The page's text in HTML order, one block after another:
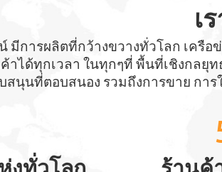
เ
มีการผลิตที่กว้างขวางทั่วโลก เครื
าได้ทุกเวลา ในทุกๆที่ พื้นที่เชิงกลยุ
สนุนที่ตอบสนอง รวมถึงการขาย กา